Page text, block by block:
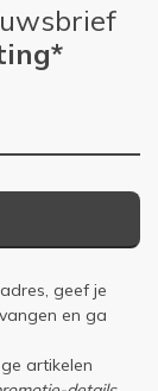
geef je
en ga
artikelen